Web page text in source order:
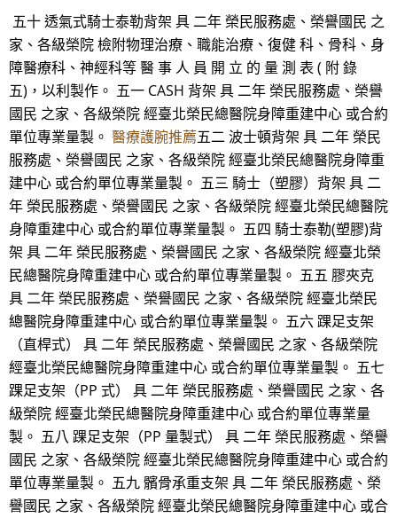
五十 透氣式騎士泰勒背架 具 二年 榮民服務處、榮譽國民 之
家、各級榮院 檢附物理治療、職能治療、復健 科、骨科、身
障醫療科、神經科等 醫 事 人 員 開 立 的 量 測 表 ( 附 錄
五)，以利製作。 五一 CASH 背架 具 二年 榮民服務處、榮譽
國民 之家、各級榮院 經臺北榮民總醫院身障重建中心 或合約
單位專業量製。 醫療護腕推薦五二 波士頓背架 具 二年 榮民
服務處、榮譽國民 之家、各級榮院 經臺北榮民總醫院身障重
建中心 或合約單位專業量製。 五三 騎士（塑膠）背架 具 二
年 榮民服務處、榮譽國民 之家、各級榮院 經臺北榮民總醫院
身障重建中心 或合約單位專業量製。 五四 騎士泰勒(塑膠)背
架 具 二年 榮民服務處、榮譽國民 之家、各級榮院 經臺北榮
民總醫院身障重建中心 或合約單位專業量製。 五五 膠夾克
具 二年 榮民服務處、榮譽國民 之家、各級榮院 經臺北榮民
總醫院身障重建中心 或合約單位專業量製。 五六 踝足支架
（直桿式） 具 二年 榮民服務處、榮譽國民 之家、各級榮院
經臺北榮民總醫院身障重建中心 或合約單位專業量製。 五七
踝足支架（PP 式） 具 二年 榮民服務處、榮譽國民 之家、各
級榮院 經臺北榮民總醫院身障重建中心 或合約單位專業量
製。 五八 踝足支架（PP 量製式） 具 二年 榮民服務處、榮譽
國民 之家、各級榮院 經臺北榮民總醫院身障重建中心 或合約
單位專業量製。 五九 髕骨承重支架 具 二年 榮民服務處、榮
譽國民 之家、各級榮院 經臺北榮民總醫院身障重建中心 或合